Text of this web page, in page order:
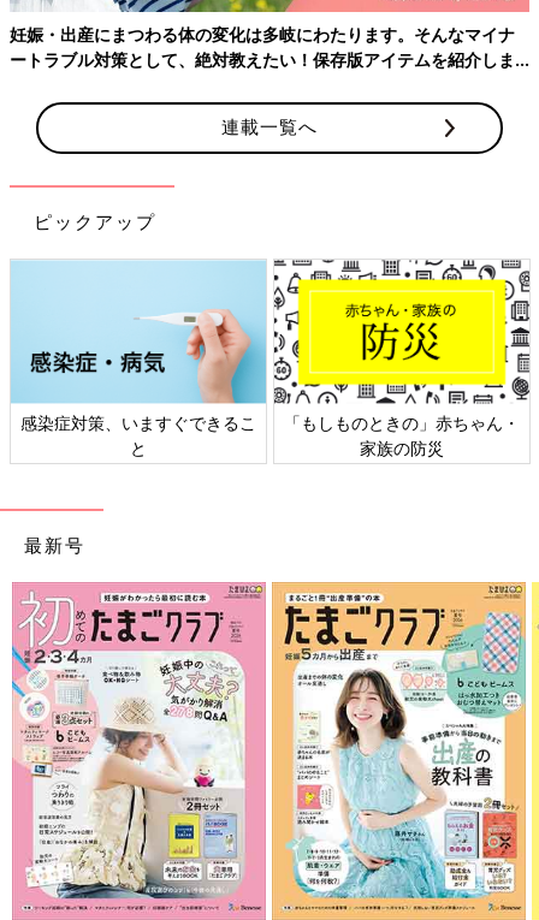
妊娠・出産にまつわる体の変化は多岐にわたります。そんなマイナ
ートラブル対策として、絶対教えたい！保存版アイテムを紹介しま
連載一覧へ
ピックアップ
感染症対策、いますぐできるこ
と
「もしものときの」赤ちゃん・
家族の防災
最新号